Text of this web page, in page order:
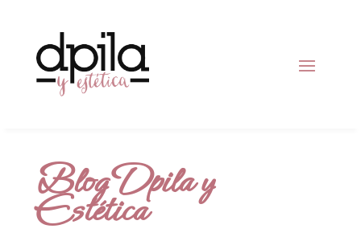
Blog Dpila y
Estética